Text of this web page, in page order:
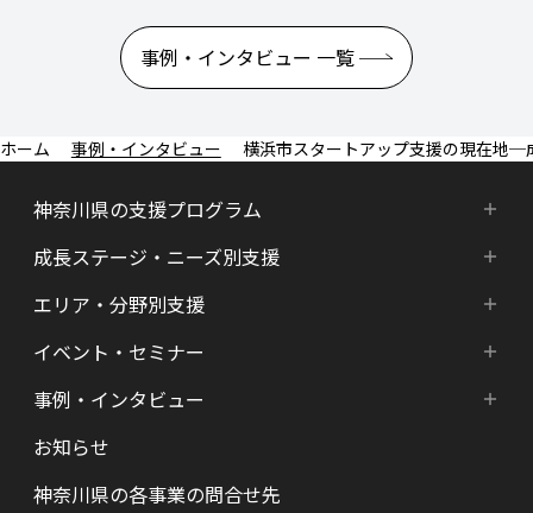
事例・インタビュー 一覧
事例・インタビュー 横浜市スタートアップ支援の現在地─
神奈川県の支援プログラム
神奈川県の支援プログラム
HATSU-SHINKANAGAWA
HATSU起業家支援プログラム
SHINみなとみらい
成長ステージ・ニーズ別支援
成長ステージ・ニーズ別支援
起業準備期支援（アイデア段階）
シード期支援（事業創出段階）
アーリー期支援（事業拡大段階）
エリア・分野別支援
エリア・分野別支援
HATSU-SHIN の支援拠点
県内の支援拠点・コミュニティー
イベント・セミナー
新着情報
カレンダー
事例・インタビュー
インタビュー（一覧）
お知らせ
神奈川県の各事業の問合せ先